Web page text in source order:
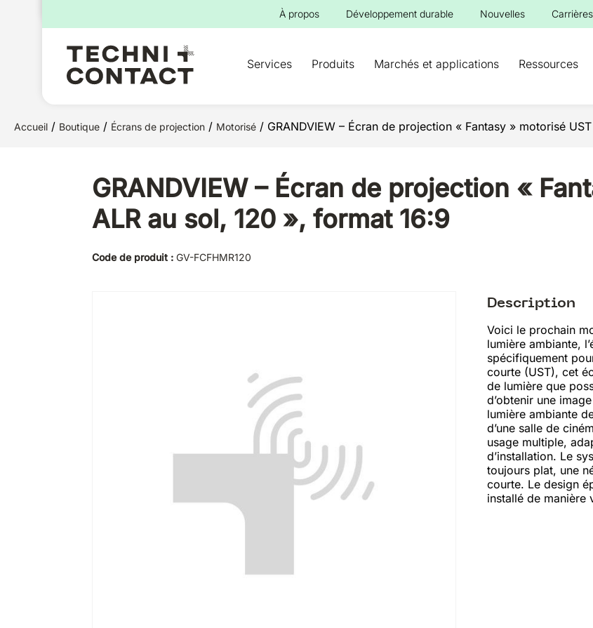
À propos Développement durable Nouvelles Carrières
Services Produits Marchés et applications Ressources
pour :
Accueil / Boutique / Écrans de projection / Motorisé / GRANDVIEW – Écran de projection « Fantasy » motorisé
GRANDVIEW – Écran de projection «
ALR au sol, 120 », format 16:9
Code de produit : GV-FCFHMR120
Description
Voici le prochain
lumière ambiante,
spécifiquement
courte (UST), cet
de lumière que
d’obtenir une
lumière ambiante
d’une salle de
usage multiple,
d’installation. Le
toujours plat, une
courte. Le design
installé de manière